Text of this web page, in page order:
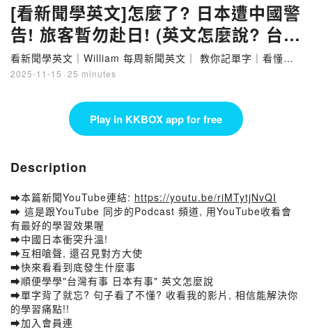
[看新聞學英文]怎麼了? 日本遭中國警
告! 旅客暫勿赴日! (英文怎麼說? 台灣
有事 日本有事) (2025-11-15) #時事
英文 #英文閱讀 #英文單字 #英語學習
看新聞學英文｜William 每周新聞英文｜ 教你記單字｜看懂文
章
2025-11-15 · 25 minutes
Play in KKBOX app for free
Description
➡️本篇新聞YouTube連結: https://youtu.be/riMTytjNvQI
➡️ 這是跟YouTube 同步的Podcast 頻道, 用YouTube收看會
有最好的學習效果喔
➡️中國日本衝突升溫!
➡️互相嗆聲, 還召見對方大使
➡️快來看看到底發生什麼事
➡️順便學學"台灣有事 日本有事" 英文怎麼說
➡️單字背了就忘? 句子看了不懂? 收看我的影片, 相信能解決你
的學習痛點!!
➡️加入會員連